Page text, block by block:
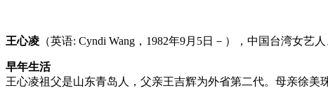
王心凌 （英语: Cyndi Wang，1982年9月5日－），中国台湾女
早年生活
王心凌祖父是山东青岛人，父亲王吉辉为外省第二代。母亲徐美